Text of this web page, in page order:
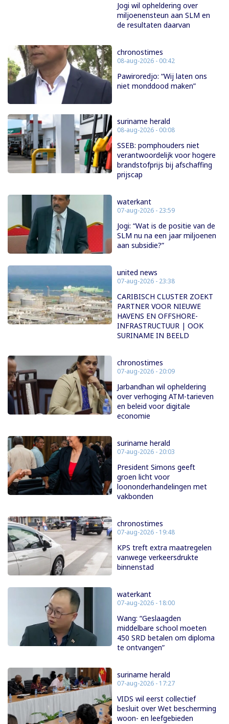
Jogi wil opheldering over
miljoenensteun aan SLM en
de resultaten daarvan
chronostimes
08-aug-2026 - 00:42
Pawiroredjo: “Wij laten ons
niet monddood maken”
suriname herald
08-aug-2026 - 00:08
SSEB: pomphouders niet
verantwoordelijk voor hogere
brandstofprijs bij afschaffing
prijscap
waterkant
07-aug-2026 - 23:59
Jogi: “Wat is de positie van de
SLM nu na een jaar miljoenen
aan subsidie?”
united news
07-aug-2026 - 23:38
CARIBISCH CLUSTER ZOEKT
PARTNER VOOR NIEUWE
HAVENS EN OFFSHORE-
INFRASTRUCTUUR | OOK
SURINAME IN BEELD
chronostimes
07-aug-2026 - 20:09
Jarbandhan wil opheldering
over verhoging ATM-tarieven
en beleid voor digitale
economie
suriname herald
07-aug-2026 - 20:03
President Simons geeft
groen licht voor
loononderhandelingen met
vakbonden
chronostimes
07-aug-2026 - 19:48
KPS treft extra maatregelen
vanwege verkeersdrukte
binnenstad
waterkant
07-aug-2026 - 18:00
Wang: “Geslaagden
middelbare school moeten
450 SRD betalen om diploma
te ontvangen”
suriname herald
07-aug-2026 - 17:27
VIDS wil eerst collectief
besluit over Wet bescherming
woon- en leefgebieden